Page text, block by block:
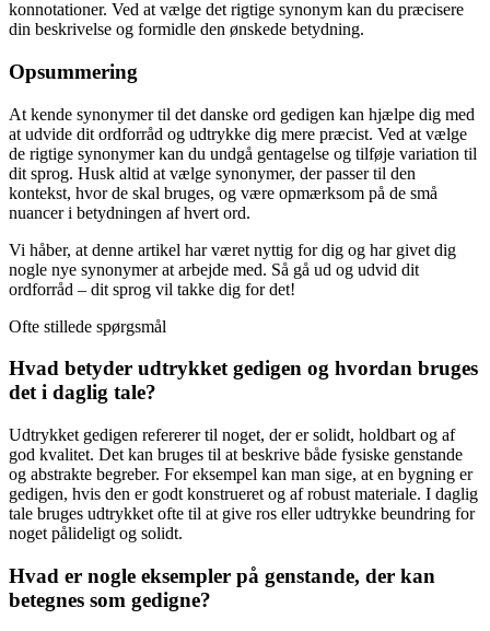
konnotationer. Ved at vælge det rigtige synonym kan du præcisere
din beskrivelse og formidle den ønskede betydning.
Opsummering
At kende synonymer til det danske ord gedigen kan hjælpe dig med
at udvide dit ordforråd og udtrykke dig mere præcist. Ved at vælge
de rigtige synonymer kan du undgå gentagelse og tilføje variation til
dit sprog. Husk altid at vælge synonymer, der passer til den
kontekst, hvor de skal bruges, og være opmærksom på de små
nuancer i betydningen af hvert ord.
Vi håber, at denne artikel har været nyttig for dig og har givet dig
nogle nye synonymer at arbejde med. Så gå ud og udvid dit
ordforråd – dit sprog vil takke dig for det!
Ofte stillede spørgsmål
Hvad betyder udtrykket gedigen og hvordan bruges
det i daglig tale?
Udtrykket gedigen refererer til noget, der er solidt, holdbart og af
god kvalitet. Det kan bruges til at beskrive både fysiske genstande
og abstrakte begreber. For eksempel kan man sige, at en bygning er
gedigen, hvis den er godt konstrueret og af robust materiale. I daglig
tale bruges udtrykket ofte til at give ros eller udtrykke beundring for
noget pålideligt og solidt.
Hvad er nogle eksempler på genstande, der kan
betegnes som gedigne?